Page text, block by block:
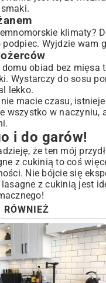
klimaty?
Wyjdzie wam
obiad bez mięsa
Wystarczy do sosu
lekko.
macie czasu,
wszystko w
i do garów!
że ten mój
z cukinią to coś
Nie bójcie się
z cukinią jest
RÓWNIEŻ